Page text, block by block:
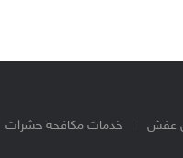
عفش خدمات مكافحة حشرات